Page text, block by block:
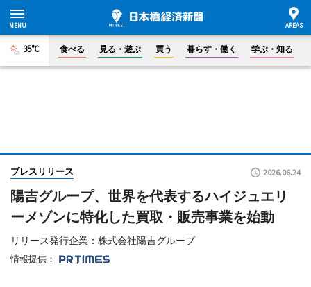
35°C 食べる 見る・遊ぶ 買う 暮らす・働く 学ぶ・知る
プレスリリース 2026.06.24
陽吉グループ、世界を代表するハイジュエリ
ーメゾンに特化した買取・販売事業を始動
リリース発行企業：株式会社陽吉グループ
情報提供：